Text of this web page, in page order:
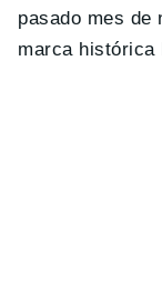
pasado mes de
marca histórica